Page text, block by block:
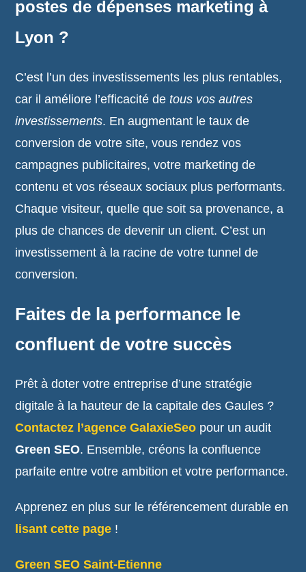
postes de dépenses marketing à
Lyon ?
C’est l’un des investissements les plus rentables,
car il améliore l’efficacité detous vos autres
investissements. En augmentant le taux de
conversion de votre site, vous rendez vos
campagnes publicitaires, votre marketing de
contenu et vos réseaux sociaux plus performants.
Chaque visiteur, quelle que soit sa provenance, a
plus de chances de devenir un client. C’est un
investissement à la racine de votre tunnel de
conversion.
Faites de la performance le
confluent de votre succès
Prêt à doter votre entreprise d’une stratégie
digitale à la hauteur de la capitale des Gaules ?
Contactez l’agence GalaxieSeo pour un audit
Green SEO. Ensemble, créons la confluence
parfaite entre votre ambition et votre performance.
Apprenez en plus sur le référencement durable en
lisant cette page !
Green SEO Saint-Etienne